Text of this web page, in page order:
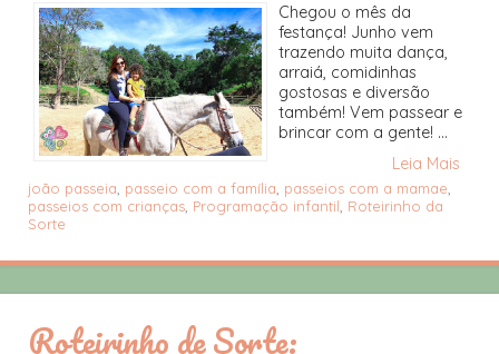
Chegou o mês da
festança! Junho vem
trazendo muita dança,
arraiá, comidinhas
gostosas e diversão
também! Vem passear e
brincar com a gente! ...
Leia Mais
joão passeia passeio com a família passeios com a mamae
passeios com crianças Programação infantil Roteirinho da
Sorte
Roteirinho de Sorte: